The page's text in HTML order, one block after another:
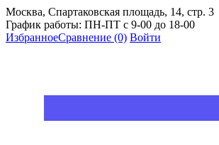
Москва, Спартаковская площадь, 14, стр. 3
График работы: ПН-ПТ с 9-00 до 18-00
ИзбранноеСравнение (0) Войти